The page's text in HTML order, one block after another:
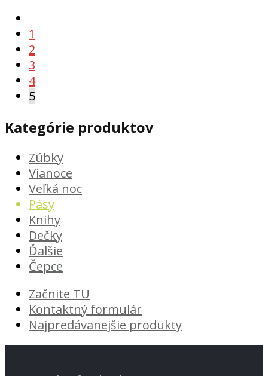
1
2
3
4
5
Kategórie produktov
Zúbky
Vianoce
Veľká noc
Pásy
Knihy
Dečky
Ďalšie
Čepce
Začnite TU
Kontaktný formulár
Najpredávanejšie produkty